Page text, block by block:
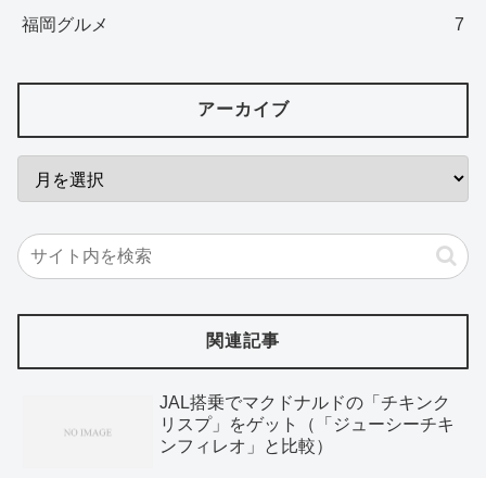
福岡グルメ 7
アーカイブ
関連記事
JAL搭乗でマクドナルドの「チキンク
リスプ」をゲット（「ジューシーチキ
ンフィレオ」と比較）